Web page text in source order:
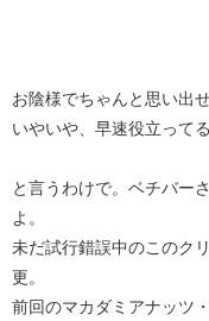
お陰様でちゃんと思い出
いやいや、早速役立って
と言うわけで。ベチバー
よ。
未だ試行錯誤中のこのク
更。
前回のマカダミアナッツ